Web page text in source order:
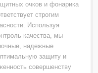
очков и фонарика
строгим
Используя
качества, мы
надежные
защиту и
совершенству